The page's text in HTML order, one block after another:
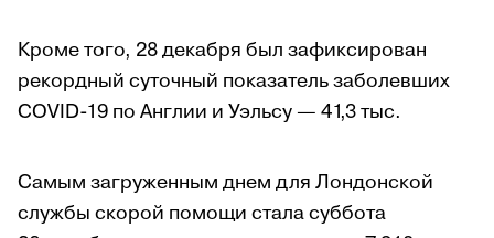
Кроме того, 28 декабря был зафиксирован
рекордный суточный показатель заболевших
COVID-19 по Англии и Уэльсу — 41,3 тыс.
Самым загруженным днем для Лондонской
службы скорой помощи стала суббота